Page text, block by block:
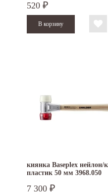
520 ₽
киянка Baseplex нейлон/
пластик 50 мм 3968.050
7 300 ₽